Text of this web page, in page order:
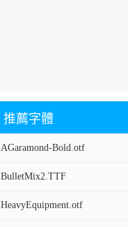
推薦字體
AGaramond-Bold.otf
BulletMix2.TTF
HeavyEquipment.otf